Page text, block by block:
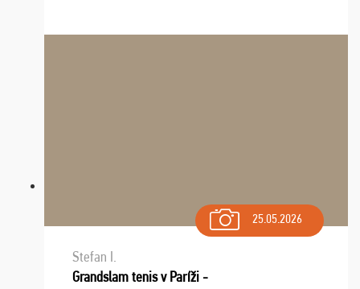
sa na budúci rok. Prajem vam este veľa ta ...
25.05.2026
Stefan I.
Grandslam tenis v Paríži -